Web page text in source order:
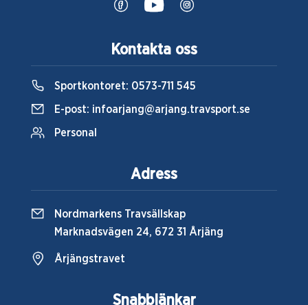
Snabblänkar
Kontakta oss
Sportkontoret: 0573-711 545
E-post: infoarjang@arjang.travsport.se
Personal
Adress
Nordmarkens Travsällskap
Marknadsvägen 24, 672 31 Årjäng
Årjängstravet